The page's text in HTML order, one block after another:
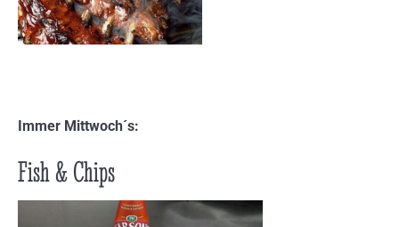
Immer Mittwoch´s:
Fish & Chips